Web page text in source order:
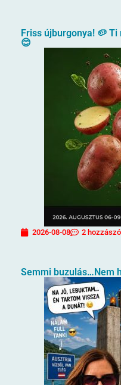
Friss újburgonya! 🥔
😊
2026-08-08 2
Semmi buzulás…Nem